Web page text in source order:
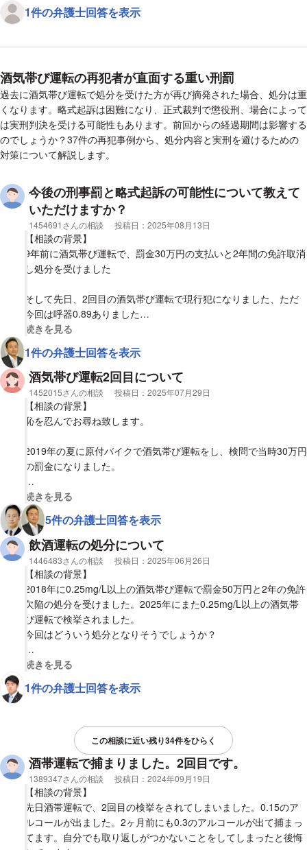
1件の弁護士回答を表示
酒気帯び運転の再犯者が直面する重い刑罰
過去に酒気帯び運転で処分を受けた方が再び摘発された場合、処分は重
くなります。略式起訴は困難になり、正式裁判で懲役刑、場合によって
は実刑判決を受ける可能性もあります。前回からの経過期間は影響する
のでしょうか？37件の再犯事例から、処分内容と実刑を避けるための
対策について解説します。
今後の刑事罰と略式起訴の可能性について教えて
いただけますか？
相談者
1454691さんの相談 投稿日： 2025年08月13日
【相談の背景】
9年前に酒気帯び運転で、罰金30万円の支払いと2年間の免許取消
し処分を受けました
そして先日、2回目の酒気帯び運転で現行犯になりました、ただ
今回は呼器0.89ありました
【質問1】
今後の刑事罰についてはどうなる確率が高いでしょうか
略式起訴の可能性は低いでしょうか
視覚的に省略された相談全文の
続きを見る
1件の弁護士回答を表示
酒気帯び運転2回目について
相談者
1452015さんの相談 投稿日： 2025年07月29日
【相談の背景】
恥を忍んでお尋ね致します。
2019年の夏に原付バイクで酒気帯び運転をし、検問で当時30万円
の罰金になりました。
そこから取り消し期間2年をおえて、免許を取り直し、
2025年の4月車で酒気帯びで標識にぶつかり、0.25以上の数値が
出ております。
標識等は保険の物損事故扱いで修理は完了しました。
自らが起こした罪に対し、不安な状況の相談をして、申し訳ござ
いません。
【質問1】
2025年4月初旬の出来事でしたが、まだ何も連絡がこず、どのよ
視覚的に省略された相談全文の
続きを見る
5件の弁護士回答を表示
飲酒運転の処分について
相談者
1446483さんの相談 投稿日： 2025年06月26日
【相談の背景】
2018年に0.25mg/L以上の酒気帯び運転で罰金50万円と2年の免許
欠陥の処分を受けました。2025年にまた0.25mg/L以上の酒気帯
び運転で検挙されました。
今回はどういう処分となりそうでしょうか？
【質問1】
まして、検挙された前日に肝数値が基準値まで治った検査結果を
情状酌量はありそうでしょうか？
視覚的に省略された相談全文の
続きを見る
1件の弁護士回答を表示
この相談に近い残り34件をひらく
酒帯運転で捕まりました。2回目です。
相談者
1389347さんの相談 投稿日： 2024年09月19日
【相談の背景】
先日酒帯運転で、2回目の検挙をされてしまいました。0.15のア
ルコールが出ました。2ヶ月前にも0.3のアルコールが出て捕まっ
てます。自分でも取り返しがつかないことをしてしまったと後悔